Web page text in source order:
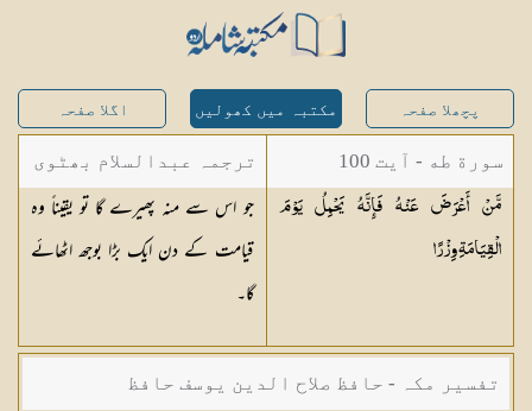
پچھلا صفحہ مکتبہ میں کھولیں اگلا صفحہ
سورة طه - آیت 100
مَّنْ أَعْرَضَ عَنْهُ فَإِنَّهُ يَحْمِلُ يَوْمَ
الْقِيَامَةِوِزْرًا
ترجمہ عبدالسلام بھٹوی
- عبدالسلام بن محمد
جو اس سے منہ پھیرے گا تو یقیناً وہ
قیامت کے دن ایک بڑا بوجھ اٹھائے
گا۔
تفسیر مکہ - حافظ صلاح الدین یوسف حافظ